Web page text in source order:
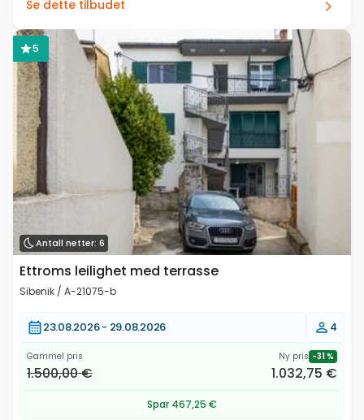
Se dette tilbudet
Antall netter: 6
5
Ettroms leilighet med terrasse
Sibenik / A-21075-b
23.08.2026 - 29.08.2026 4
Gammel pris
1.500,00 €
Ny pris -31 %
1.032,75 €
Spar 467,25 €